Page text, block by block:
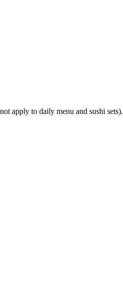
apply to daily menu and sushi sets).